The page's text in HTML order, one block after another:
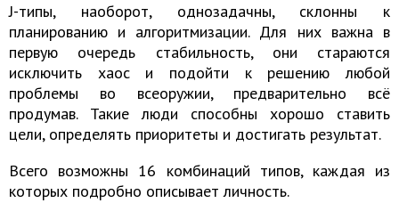
J-типы, наоборот, однозадачны, склонны к
планированию и алгоритмизации. Для них важна в
первую очередь стабильность, они стараются
исключить хаос и подойти к решению любой
проблемы во всеоружии, предварительно всё
продумав. Такие люди способны хорошо ставить
цели, определять приоритеты и достигать результат.
Всего возможны 16 комбинаций типов, каждая из
которых подробно описывает личность.